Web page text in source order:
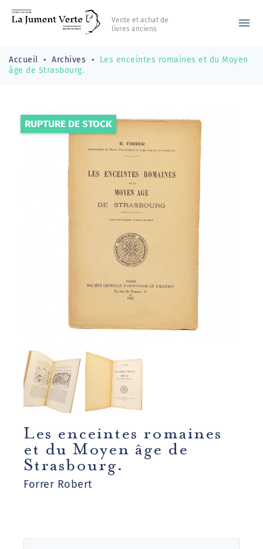
Vente et achat de
livres anciens
menu
Accueil Archives
Les enceintes romaines et du Moyen
âge de Strasbourg.
RUPTURE DE STOCK
Les enceintes romaines
et du Moyen âge de
Strasbourg.
Forrer Robert